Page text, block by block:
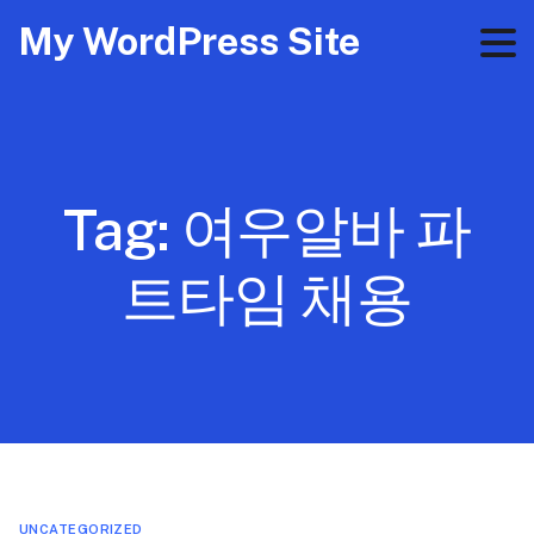
My WordPress Site
Tag: 여우알바 파
트타임 채용
UNCATEGORIZED